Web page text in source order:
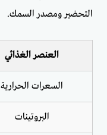
التحضير ومصدر السمك.
العنصر الغذائي
السعرات الحرارية
البروتينات